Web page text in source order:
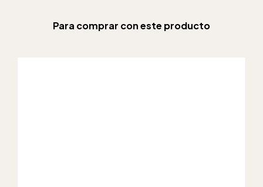
Para comprar con este producto